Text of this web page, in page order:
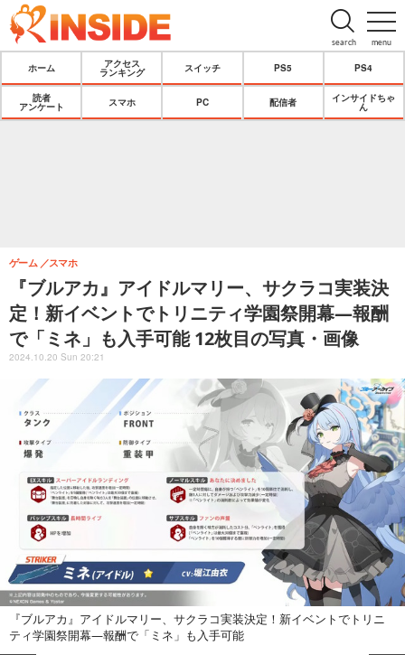
menu
search
ホーム
アクセス
ランキング
スイッチ PS5 PS4
読者
アンケート
スマホ PC 配信者
インサイドちゃ
ん
『ブルアカ』アイドルマリー、サクラコ実装決
定！新イベントでトリニティ学園祭開幕―報酬
で「ミネ」も入手可能 12枚目の写真・画像
ゲーム スマホ
2024.10.20 Sun 20:21
『ブルアカ』アイドルマリー、サクラコ実装決定！新イベントでトリニ
ティ学園祭開幕―報酬で「ミネ」も入手可能